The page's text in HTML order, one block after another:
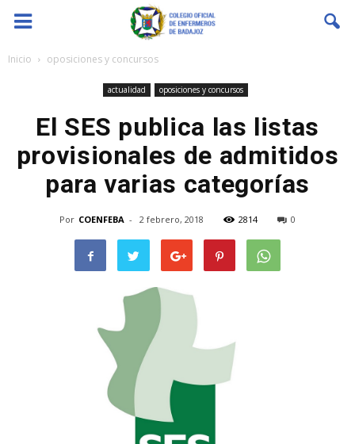
Coenfeba
Inicio oposiciones y concursos
actualidad oposiciones y concursos
El SES publica las listas
provisionales de admitidos
para varias categorías
Por COENFEBA - 2 febrero, 2018 2814 0